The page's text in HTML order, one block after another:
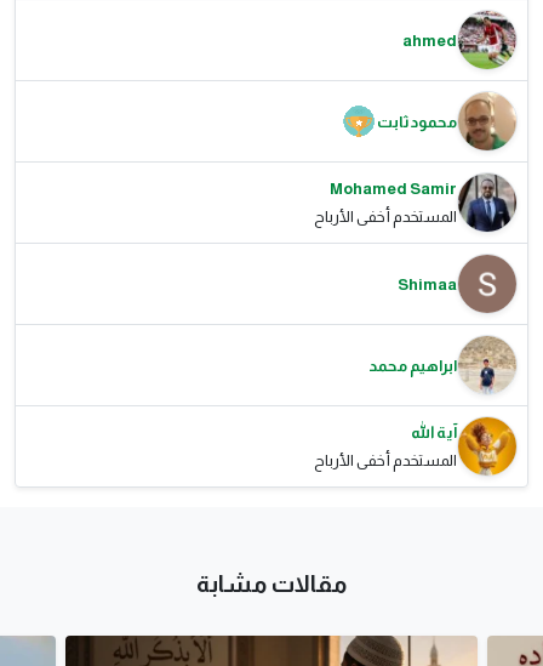
ahmed
محمود ثابت
Mohamed Samir
المستخدم أخفى الأرباح
Shimaa
ابراهيم محمد
آية الله
المستخدم أخفى الأرباح
مقالات مشابة